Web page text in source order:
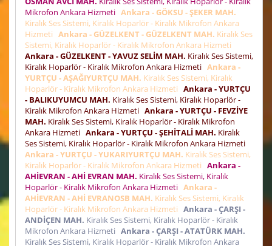
Mikrofon Ankara Hizmeti Ankara - GÖKSU - ŞEKER MAH.
Kiralık Ses Sistemi, Kiralık Hoparlör - Kiralık Mikrofon Ankara
Hizmeti Ankara - GÜZELKENT - GÜZELKENT MAH. Kiralık Ses
Sistemi, Kiralık Hoparlör - Kiralık Mikrofon Ankara Hizmeti
Ankara - GÜZELKENT - YAVUZ SELİM MAH. Kiralık Ses Sistemi,
Kiralık Hoparlör - Kiralık Mikrofon Ankara Hizmeti Ankara -
YURTÇU - AŞAĞIYURTÇU MAH. Kiralık Ses Sistemi, Kiralık
Hoparlör - Kiralık Mikrofon Ankara Hizmeti Ankara - YURTÇU
- BALIKUYUMCU MAH. Kiralık Ses Sistemi, Kiralık Hoparlör -
Kiralık Mikrofon Ankara Hizmeti Ankara - YURTÇU - FEVZİYE
MAH. Kiralık Ses Sistemi, Kiralık Hoparlör - Kiralık Mikrofon
Ankara Hizmeti Ankara - YURTÇU - ŞEHİTALİ MAH. Kiralık
Ses Sistemi, Kiralık Hoparlör - Kiralık Mikrofon Ankara Hizmeti
Ankara - YURTÇU - YUKARIYURTÇU MAH. Kiralık Ses Sistemi,
Kiralık Hoparlör - Kiralık Mikrofon Ankara Hizmeti Ankara -
AHİEVRAN - AHİ EVRAN MAH. Kiralık Ses Sistemi, Kiralık
Hoparlör - Kiralık Mikrofon Ankara Hizmeti Ankara -
AHİEVRAN - AHİ EVRANOSB MAH. Kiralık Ses Sistemi, Kiralık
Hoparlör - Kiralık Mikrofon Ankara Hizmeti Ankara - ÇARŞI -
ANDİÇEN MAH. Kiralık Ses Sistemi, Kiralık Hoparlör - Kiralık
Mikrofon Ankara Hizmeti Ankara - ÇARŞI - ATATÜRK MAH.
Kiralık Ses Sistemi, Kiralık Hoparlör - Kiralık Mikrofon Ankara